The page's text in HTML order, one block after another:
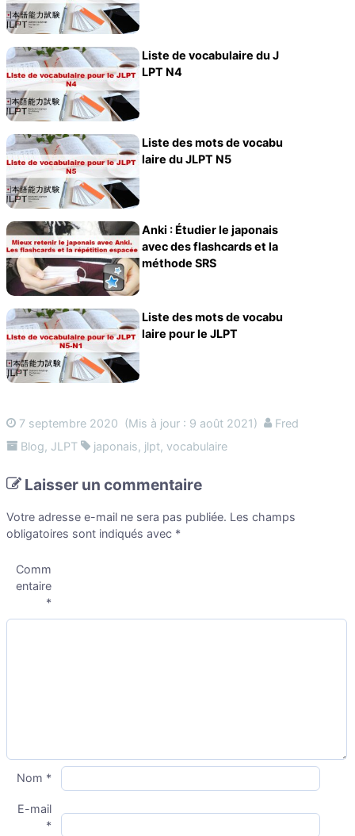
Liste de vocabulaire du J
LPT N4
Liste des mots de vocabu
laire du JLPT N5
Anki : Étudier le japonais
avec des flashcards et la
méthode SRS
Liste des mots de vocabu
laire pour le JLPT
7 septembre 2020 (Mis à jour : 9 août 2021)
Fred
Blog, JLPT japonais, jlpt, vocabulaire
Laisser un commentaire
Votre adresse e-mail ne sera pas publiée. Les champs
obligatoires sont indiqués avec *
Comm
entaire
*
Nom *
E-mail
*